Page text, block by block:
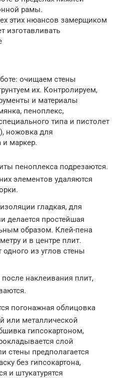
рамы.
этих нюансов замерщиком
изготавливать
очищаем стены
их. Контролируем,
и материалы
пеноплекс,
типа и пистолет
ножовка для
и маркер.
пеноплекса подрезаются.
элементов удаляются
гладкая, для
делается простейшая
образом. Клей-пена
и в центре плит.
из углов стены
наклеивания плит,
погонажная облицовка
или металлической
гипсокартоном,
слой
стены предполагается
без гипсокартона,
и штукатурятся